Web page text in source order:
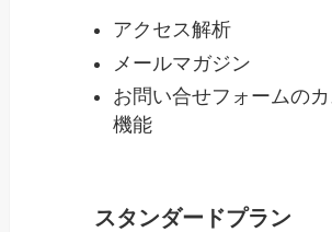
アクセス解析
メールマガジン
お問い合せフォームの
機能
スタンダードプラン